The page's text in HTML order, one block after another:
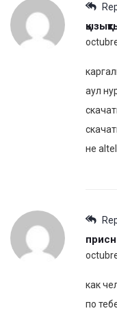
аул
не
как
по